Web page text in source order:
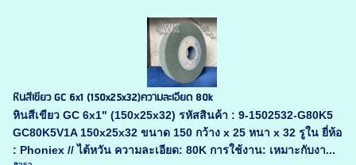
หินสีเขียว GC 6x1 (150x25x32)ความละเอียด 80k
หินสีเขียว GC 6x1" (150x25x32) รหัสสินค้า : 9-1502532-G80K5
GC80K5V1A 150x25x32 ขนาด 150 กว้าง x 25 หนา x 32 รูใน ยี่ห้อ
: Phoniex // ไต้หวัน ความละเอียด: 80K การใช้งาน: เหมาะกับงา...